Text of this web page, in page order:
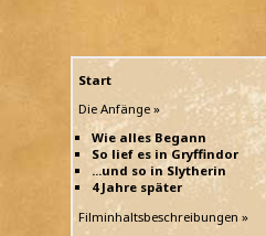
Start
Die Anfänge »
Wie alles Begann
So lief es in Gryffindor
...und so in Slytherin
4 Jahre später
Filminhaltsbeschreibungen »